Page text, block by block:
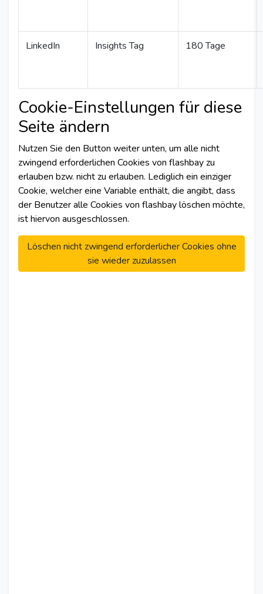
LinkedIn Insights Tag 180 Tage
Cookie-Einstellungen für diese
Seite ändern
Nutzen Sie den Button weiter unten, um alle nicht
zwingend erforderlichen Cookies von flashbay zu
erlauben bzw. nicht zu erlauben. Lediglich ein einziger
Cookie, welcher eine Variable enthält, die angibt, dass
der Benutzer alle Cookies von flashbay löschen möchte,
ist hiervon ausgeschlossen.
Löschen nicht zwingend erforderlicher Cookies ohne
sie wieder zuzulassen